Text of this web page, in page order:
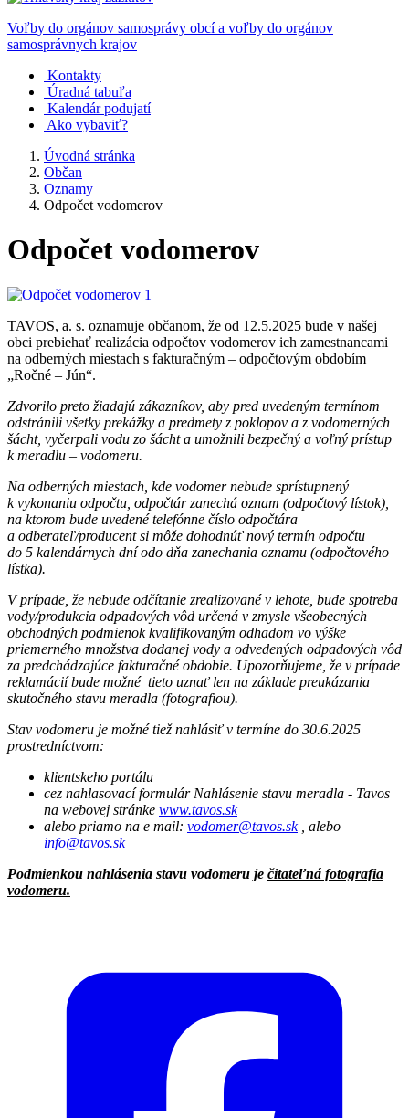
Voľby do orgánov samosprávy obcí a voľby do orgánov
samosprávnych krajov
Kontakty
Úradná tabuľa
Kalendár podujatí
Ako vybaviť?
Úvodná stránka
Občan
Oznamy
Odpočet vodomerov
Odpočet vodomerov
TAVOS, a. s. oznamuje občanom, že od 12.5.2025 bude v našej
obci prebiehať realizácia odpočtov vodomerov ich zamestnancami
na odberných miestach s fakturačným – odpočtovým obdobím
„Ročné – Jún“.
Zdvorilo preto žiadajú zákazníkov, aby pred uvedeným termínom
odstránili všetky prekážky a predmety z poklopov a z vodomerných
šácht, vyčerpali vodu zo šácht a umožnili bezpečný a voľný prístup
k meradlu – vodomeru.
Na odberných miestach, kde vodomer nebude sprístupnený
k vykonaniu odpočtu, odpočtár zanechá oznam (odpočtový lístok),
na ktorom bude uvedené telefónne číslo odpočtára
a odberateľ/producent si môže dohodnúť nový termín odpočtu
do 5 kalendárnych dní odo dňa zanechania oznamu (odpočtového
lístka).
V prípade, že nebude odčítanie zrealizované v lehote, bude spotreba
vody/produkcia odpadových vôd určená v zmysle všeobecných
obchodných podmienok kvalifikovaným odhadom vo výške
priemerného množstva dodanej vody a odvedených odpadových vôd
za predchádzajúce fakturačné obdobie. Upozorňujeme, že v prípade
reklamácií bude možné tieto uznať len na základe preukázania
skutočného stavu meradla (fotografiou).
Stav vodomeru je možné tiež nahlásiť v termíne do 30.6.2025
prostredníctvom:
klientskeho portálu
cez nahlasovací formulár Nahlásenie stavu meradla - Tavos
na webovej stránke www.tavos.sk
alebo priamo na e mail: vodomer@tavos.sk, alebo
info@tavos.sk
Podmienkou nahlásenia stavu vodomeru je čitateľná fotografia
vodomeru.